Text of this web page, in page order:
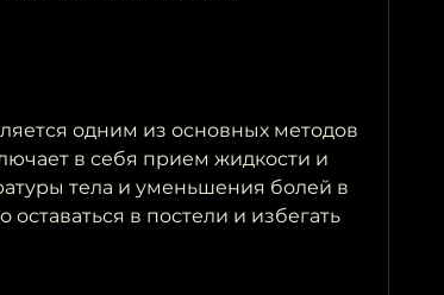
одним из основных методов
в себя прием жидкости и
тела и уменьшения болей в
в постели и избегать